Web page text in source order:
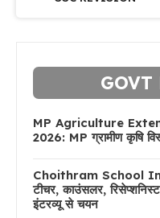
GOVT
MP Agriculture
2026: MP ग्रामीण कृषि
Choithram School
टीचर, काउंसलर,
इंटरव्यू से चयन